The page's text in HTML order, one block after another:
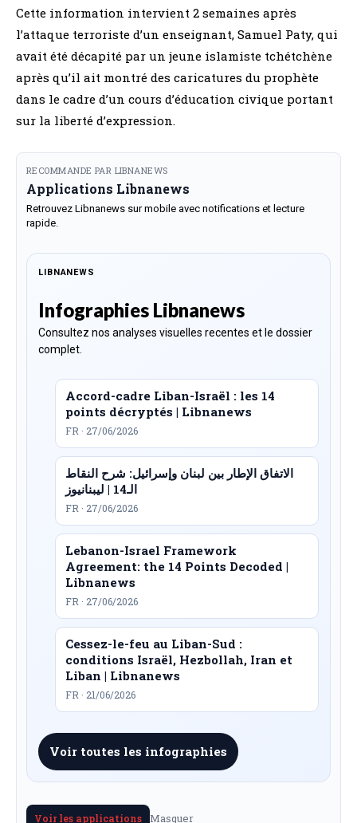
Cette information intervient 2 semaines après
l’attaque terroriste d’un enseignant, Samuel Paty, qui
avait été décapité par un jeune islamiste tchétchène
après qu’il ait montré des caricatures du prophète
dans le cadre d’un cours d’éducation civique portant
sur la liberté d’expression.
RECOMMANDE PAR LIBNANEWS
Applications Libnanews
Retrouvez Libnanews sur mobile avec notifications et lecture
rapide.
LIBNANEWS
Infographies Libnanews
Consultez nos analyses visuelles recentes et le dossier
complet.
Accord-cadre Liban-Israël : les 14
points décryptés | Libnanews
FR · 27/06/2026
الاتفاق الإطار بين لبنان وإسرائيل: شرح النقاط
الـ14 | ليبنانيوز
FR · 27/06/2026
Lebanon-Israel Framework
Agreement: the 14 Points Decoded |
Libnanews
FR · 27/06/2026
Cessez-le-feu au Liban-Sud :
conditions Israël, Hezbollah, Iran et
Liban | Libnanews
FR · 21/06/2026
Voir toutes les infographies
Voir les applications Masquer